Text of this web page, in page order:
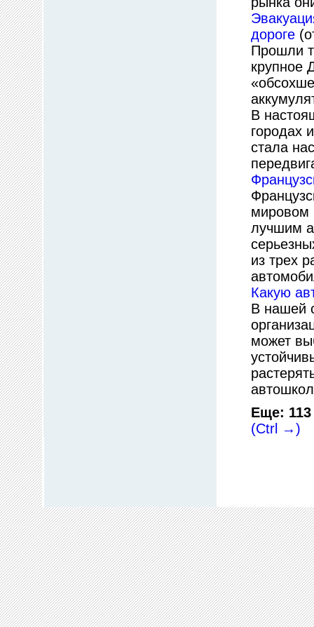
дороге
Прошли
крупное
В
городах
стала
мировом
лучшим
из трех
Какую
В нашей
может
Еще:
(Ctrl →)